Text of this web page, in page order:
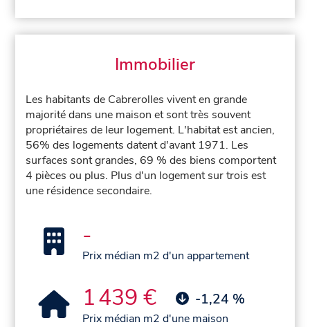
Immobilier
Les habitants de Cabrerolles vivent en grande
majorité dans une maison et sont très souvent
propriétaires de leur logement. L'habitat est ancien,
56% des logements datent d'avant 1971. Les
surfaces sont grandes, 69 % des biens comportent
4 pièces ou plus. Plus d'un logement sur trois est
une résidence secondaire.
-
Prix médian m2 d'un appartement
1 439 € -1,24 %
Prix médian m2 d'une maison